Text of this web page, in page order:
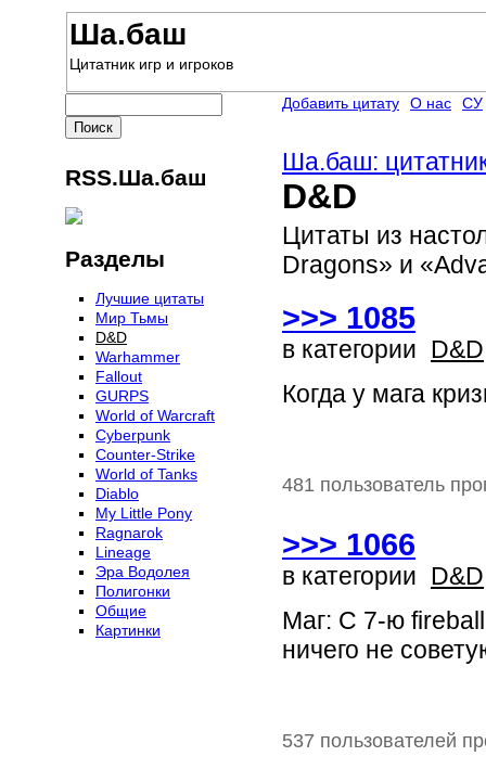
Ша.баш
Цитатник игр и игроков
Ша.баш:
D&D
Цитаты из
Dragons» и
>>> 1085
в категории D&D
Когда у мага
481 пользователь
>>> 1066
в категории D&D
Маг: С 7-ю
ничего не
537 пользователей
Добавить цитату О нас СУ
RSS.Ша.баш
Разделы
Лучшие цитаты
Мир Тьмы
D&D
Warhammer
Fallout
GURPS
World of Warcraft
Сyberpunk
Counter-Strike
World of Tanks
Diablo
My Little Pony
Ragnarok
Lineage
Эра Водолея
Полигонки
Общие
Картинки